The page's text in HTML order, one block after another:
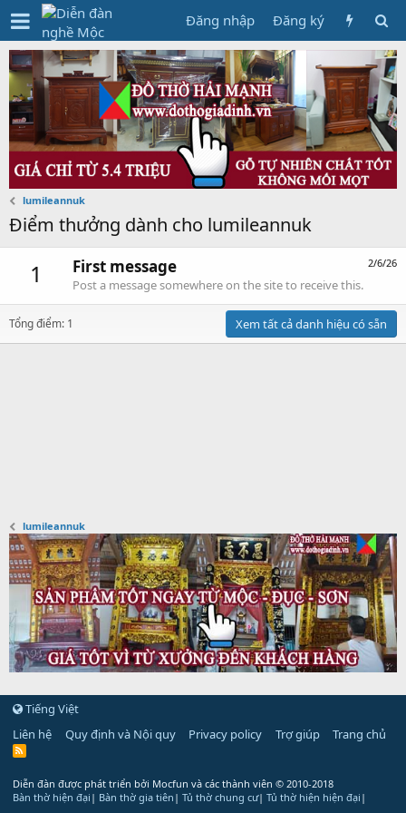
Đăng nhập Đăng ký
lumileannuk
Điểm thưởng dành cho lumileannuk
1 2/6/26
First message
Post a message somewhere on the site to receive this.
Tổng điểm: 1 Xem tất cả danh hiệu có sẵn
lumileannuk
Tiếng Việt
Liên hệ
Quy định và Nội quy Privacy policy Trợ giúp Trang chủ
R
Diễn đàn được phát triển bởi Mocfun và các thành viên © 2010-2018
Bàn thờ hiện đại | Bàn thờ gia tiên | Tủ thờ chung cư| Tủ thờ hiện hiện đại |